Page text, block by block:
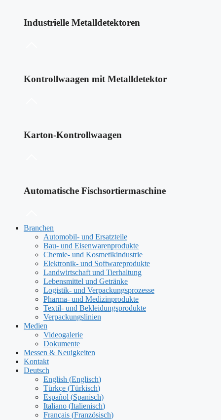
Industrielle Metalldetektoren
Kontrollwaagen mit Metalldetektor
Karton-Kontrollwaagen
Automatische Fischsortiermaschine
Branchen
Automobil- und Ersatzteile
Bau- und Eisenwarenprodukte
Chemie- und Kosmetikindustrie
Elektronik- und Softwareprodukte
Landwirtschaft und Tierhaltung
Lebensmittel und Getränke
Logistik- und Verpackungsprozesse
Pharma- und Medizinprodukte
Textil- und Bekleidungsprodukte
Verpackungslinien
Medien
Videogalerie
Dokumente
Messen & Neuigkeiten
Kontakt
Deutsch
English (Englisch)
Türkçe (Türkisch)
Español (Spanisch)
Italiano (Italienisch)
Français (Französisch)